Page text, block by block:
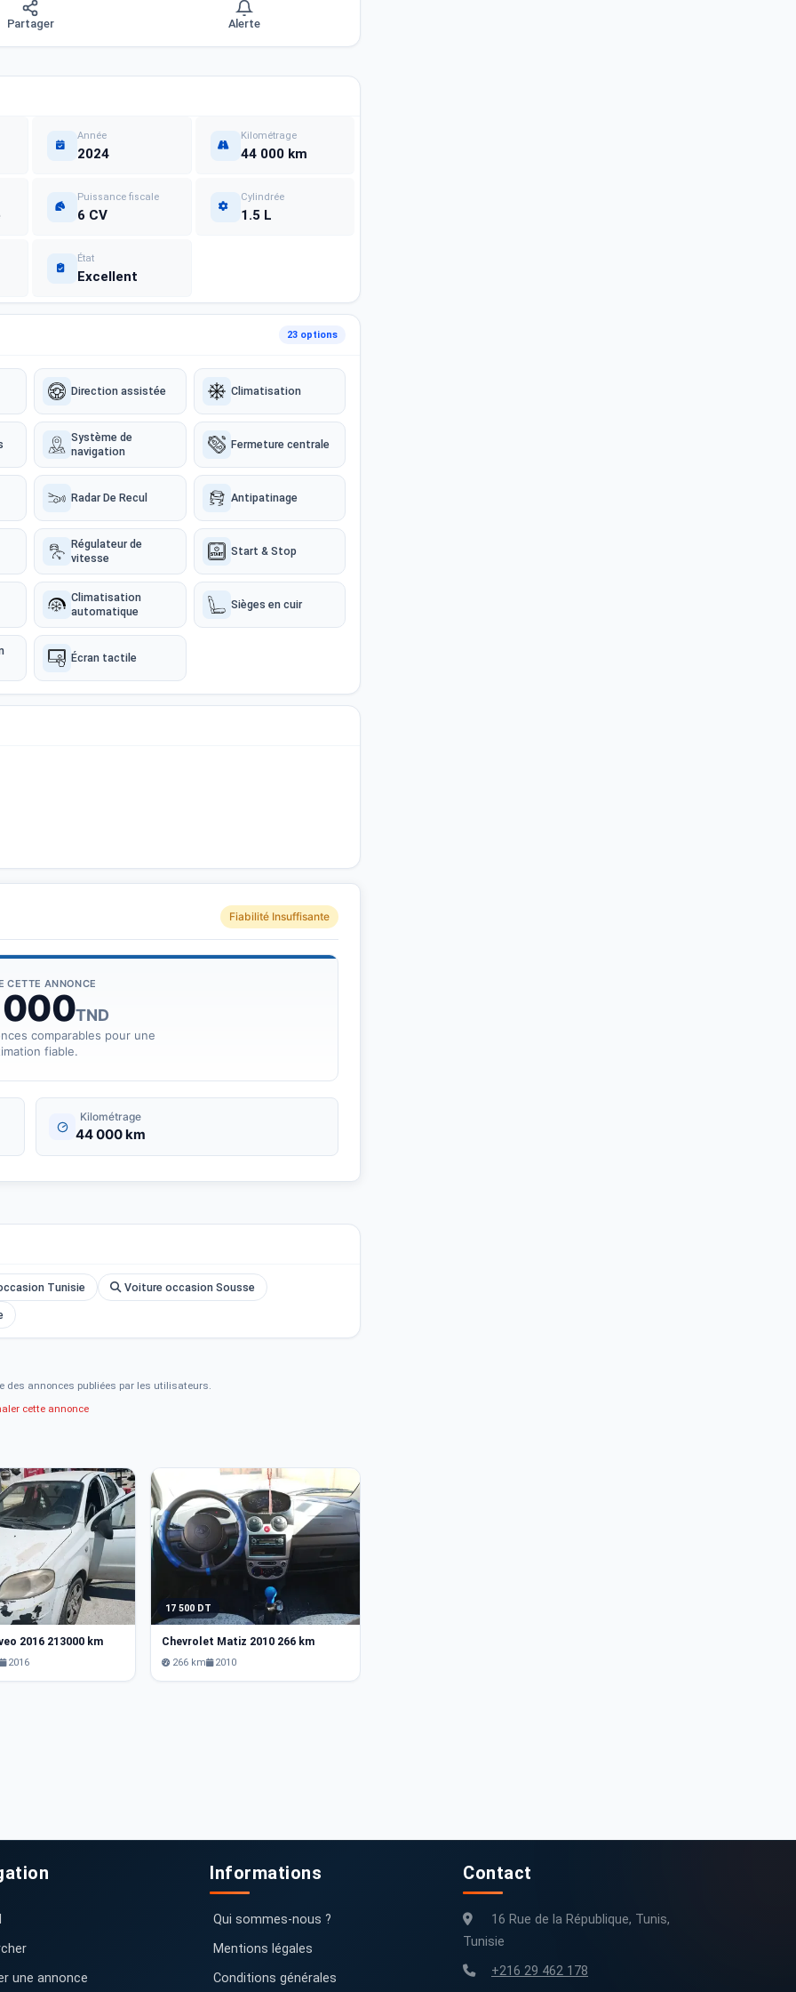
Partager Alerte
Année
2024
Kilométrage
44 000 km
Puissance fiscale
6 CV
Cylindrée
1.5 L
État
Excellent
23 options
Direction assistée Climatisation
Système de
navigation
Fermeture centrale
Radar De Recul Antipatinage
Régulateur de
vitesse
Start & Stop
Climatisation
automatique
Sièges en cuir
Écran tactile
clignotants intégrés
Fiabilité Insuffisante
CETTE ANNONCE
TND
comparables pour une
fiable.
Kilométrage
44 000 km
Tunisie Voiture occasion Sousse
des annonces publiées par les utilisateurs.
cette annonce
2016 213000 km
2016
17 500 DT
Chevrolet Matiz 2010 266 km
266 km 2010
une annonce
Informations
Qui sommes-nous ?
Mentions légales
Conditions générales
Contact
16 Rue de la République, Tunis,
Tunisie
+216 29 462 178